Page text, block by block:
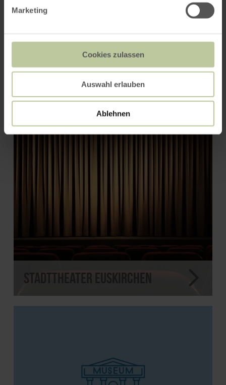
Marketing
Cookies zulassen
Auswahl erlauben
Ablehnen
Römervilla Blankenheim
Stadttheater Euskirchen